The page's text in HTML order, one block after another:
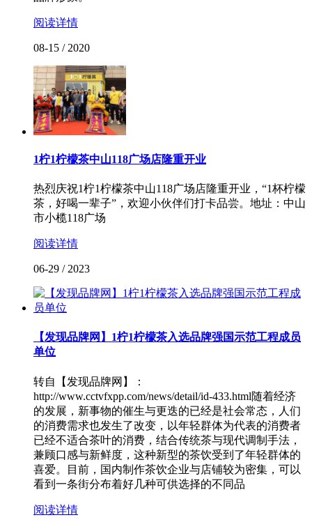
阅读详情
08-15 / 2020
1柠1柠檬茶中山118广场店隆重开业
热烈庆祝1柠1柠檬茶中山118广场店隆重开业，“1杯柠檬
茶，好喝一辈子”，欢迎小伙伴们打卡品尝。地址：中山
市小榄118广场
阅读详情
06-29 / 2023
【发现品牌网】1柠1柠檬茶入选品牌强国示范工程成员
单位
转自【发现品牌网】：
http://www.cctvfxpp.com/news/detail/id-433.html随着经济
的发展，新事物的催生与更迭的已经是社会常态，人们
的消费需求也发生了改变，以年轻群体为代表的消费者
已经不适合茶叶的消费，结合传统茶与现代调制手法，
兼顾口感与新鲜度，这种新型的茶饮受到了年轻群体的
喜爱。目前，国内制作茶饮企业与店铺较为密集，可以
看到一条街分布着好几种可供选择的不同品
阅读详情